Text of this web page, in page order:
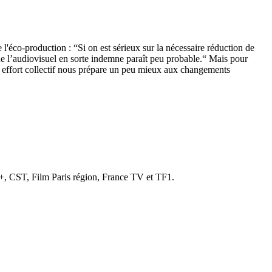
production : “Si on est sérieux sur la nécessaire réduction de
l’audiovisuel en sorte indemne paraît peu probable.“ Mais pour
collectif nous prépare un peu mieux aux changements
CST, Film Paris région, France TV et TF1.